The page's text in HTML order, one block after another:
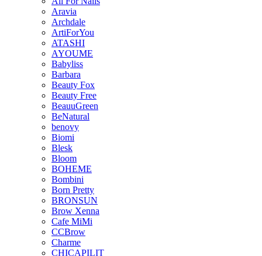
Aravia
Archdale
ArtiForYou
ATASHI
AYOUME
Babyliss
Barbara
Beauty Fox
Beauty Free
BeauuGreen
BeNatural
benovy
Biomi
Blesk
Bloom
BOHEME
Bombini
Born Pretty
BRONSUN
Brow Xenna
Cafe MiMi
CCBrow
Charme
CHICAPILIT